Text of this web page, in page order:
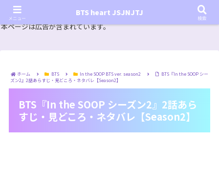
『In the SOOP BTS ver.』シーズン2放送決定！いつから始まる？インザスープの放送開始日・視聴
方法は？【In the SOOP BTS ver. Season 2】
本ページは広告が含まれています。
ホーム BTS In the SOOP BTS ver. season2
BTS『In the SOOP シー
ズン2』2話あらすじ・見どころ・ネタバレ【Season2】
BTS『In the SOOP シーズン2』2話あら
すじ・見どころ・ネタバレ【Season2】
メニュー
BTS heart JSJNJTJ
検索